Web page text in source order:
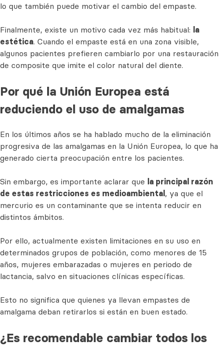
lo que también puede motivar el cambio del empaste.
Finalmente, existe un motivo cada vez más habitual: la
estética. Cuando el empaste está en una zona visible,
algunos pacientes prefieren cambiarlo por una restauración
de composite que imite el color natural del diente.
Por qué la Unión Europea está
reduciendo el uso de amalgamas
En los últimos años se ha hablado mucho de la eliminación
progresiva de las amalgamas en la Unión Europea, lo que ha
generado cierta preocupación entre los pacientes.
Sin embargo, es importante aclarar que la principal razón
de estas restricciones es medioambiental , ya que el
mercurio es un contaminante que se intenta reducir en
distintos ámbitos.
Por ello, actualmente existen limitaciones en su uso en
determinados grupos de población, como menores de 15
años, mujeres embarazadas o mujeres en periodo de
lactancia, salvo en situaciones clínicas específicas.
Esto no significa que quienes ya llevan empastes de
amalgama deban retirarlos si están en buen estado.
¿Es recomendable cambiar todos los